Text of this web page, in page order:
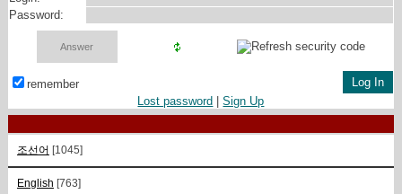
Password:
remember
Lost password |Sign Up
조선어 [1045]
English [763]